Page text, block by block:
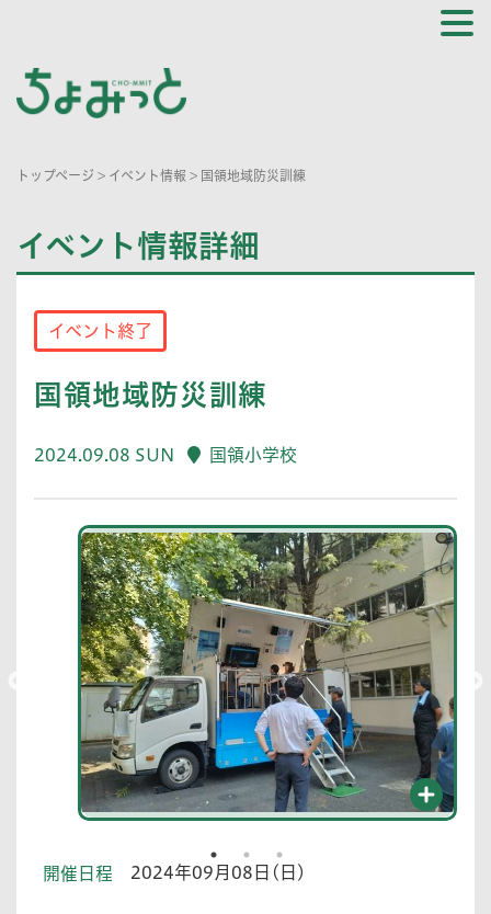
トップページ > イベント情報 > 国領地域防災訓練
イベント情報詳細
イベント終了
国領地域防災訓練
2024.09.08 SUN 国領小学校
開催日程 2024年09月08日(日)